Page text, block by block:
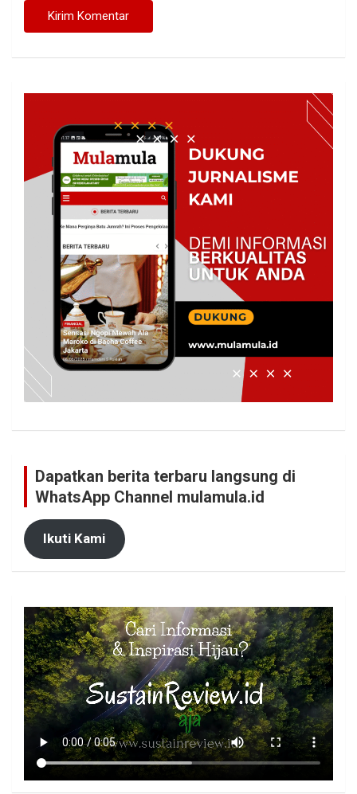
Dapatkan berita terbaru langsung di
WhatsApp Channel mulamula.id
Ikuti Kami